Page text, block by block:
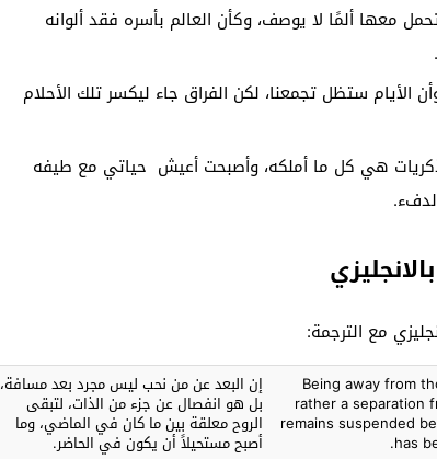
معها ألمًا لا يوصف، وكأن العالم بأسره فقد ألوانه
الأيام ستظل تجمعنا، لكن الفراق جاء ليكسر تلك الأحلام
هي كل ما أملكه، وأصبحت أعيش حياتي مع طيفه
مع الترجمة:
Being away from
rather a separation
remains suspended
has
إن البعد عن من نحب ليس مجرد بعد مسافة،
بل هو انفصال عن جزء من الذات، لتبقى
الروح معلقة بين ما كان في الماضي، وما
أصبح مستحيلاً أن يكون في الحاضر.